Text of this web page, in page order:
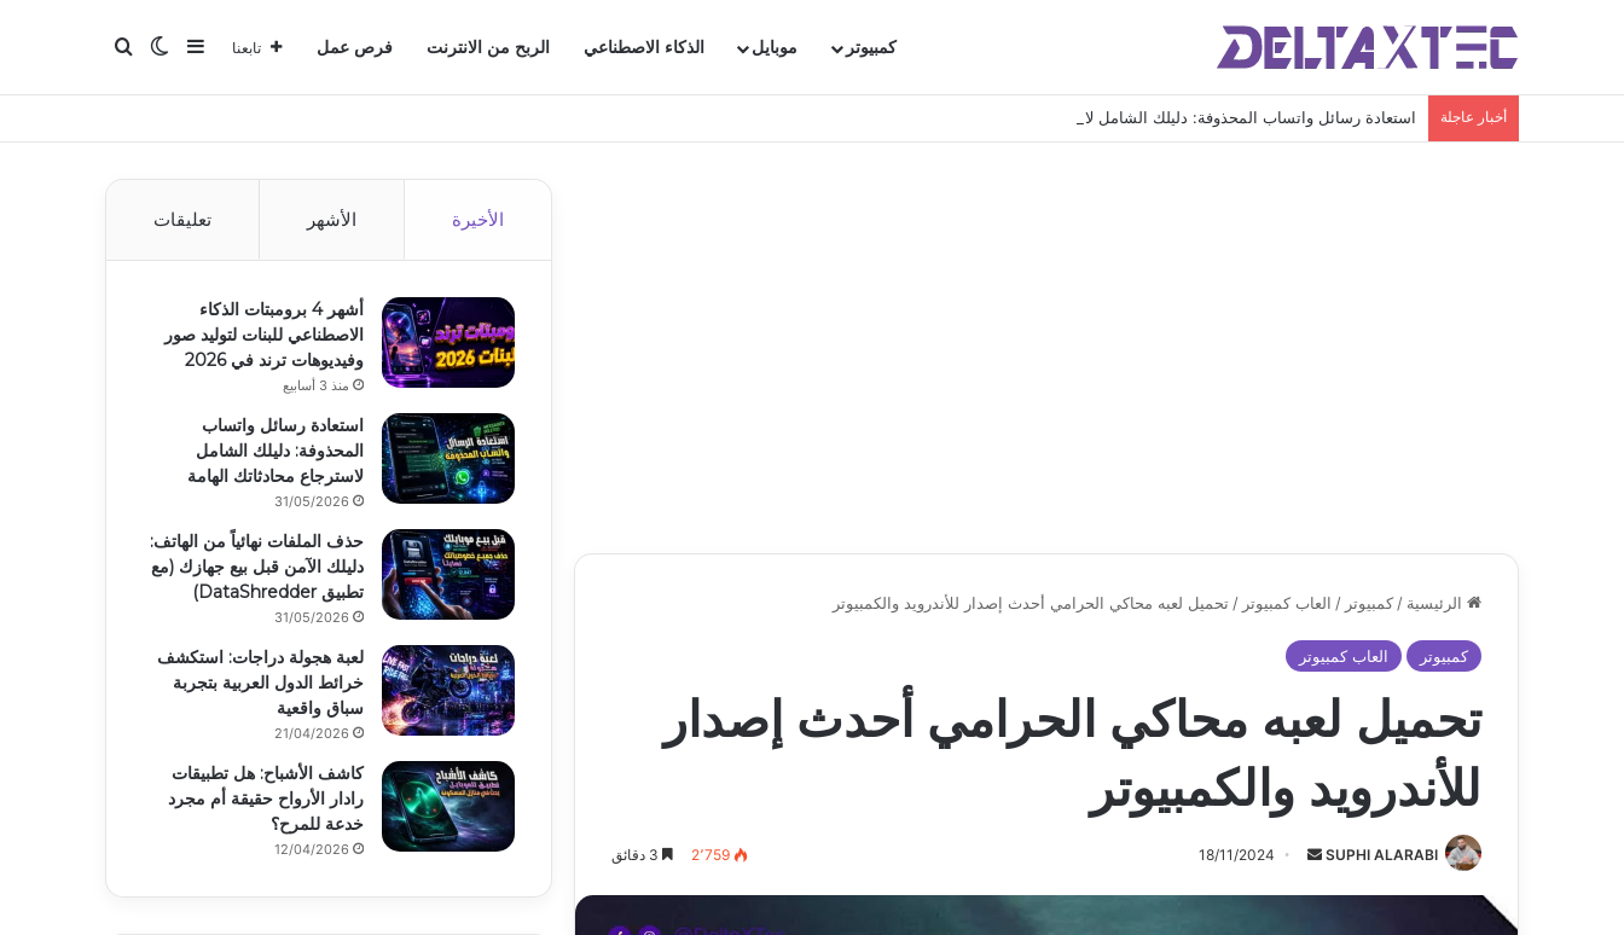
كمبيوتر موبايل الذكاء الاصطناعي الربح من الانترنت فرص عمل تابعنا إضافة عمود جانبي
الوضع المظلم
بحث عن
أخبار عاجلة استعادة رسائل واتساب المحذوفة: دليلك الشامل لاسترجاع محادثاتك الهامة
الرئيسية / كمبيوتر / العاب كمبيوتر / تحميل لعبه محاكي الحرامي أحدث إصدار للأندرويد والكمبيوتر
كمبيوتر العاب كمبيوتر
تحميل لعبه محاكي الحرامي أحدث إصدار
للأندرويد والكمبيوتر
SUPHI ALARABI
أرسل 18/11/2024 2٬759
الأخيرة الأشهر تعليقات
أشهر 4 برومبتات الذكاء
الاصطناعي للبنات لتوليد صور
وفيديوهات ترند في 2026
منذ 3 أسابيع
استعادة رسائل واتساب
المحذوفة: دليلك الشامل
لاسترجاع محادثاتك الهامة
31/05/2026
حذف الملفات نهائياً من الهاتف:
دليلك الآمن قبل بيع جهازك (مع
تطبيق DataShredder)
31/05/2026
لعبة هجولة دراجات: استكشف
خرائط الدول العربية بتجربة
سباق واقعية
21/04/2026
كاشف الأشباح: هل تطبيقات
رادار الأرواح حقيقة أم مجرد
خدعة للمرح؟
12/04/2026